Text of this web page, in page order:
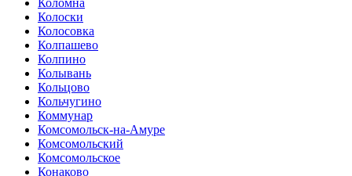
Коломна
Колоски
Колосовка
Колпашево
Колпино
Колывань
Кольцово
Кольчугино
Коммунар
Комсомольск-на-Амуре
Комсомольский
Комсомольское
Конаково